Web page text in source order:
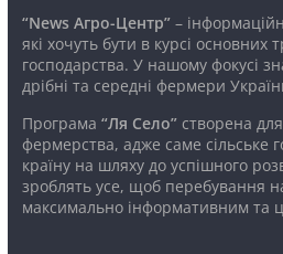
“News Агро-Центр”–
які хочуть бути в курсі основних
господарства. У нашому фокусі
дрібні та середні фермери
Програма “Ля Село”створена
фермерства, адже саме сільське
країну на шляху до успішного
зроблять усе, щоб перебування
максимально інформативним та